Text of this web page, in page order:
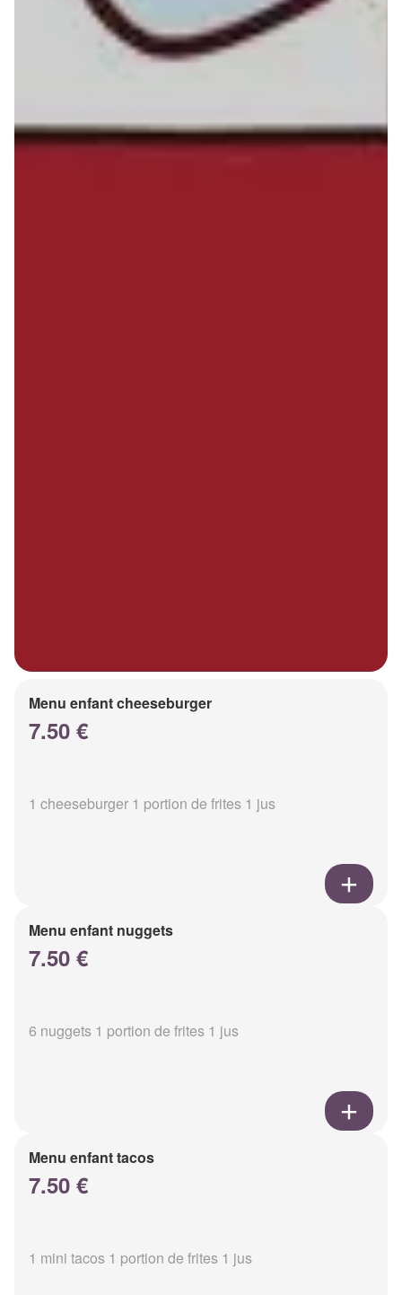
Menu enfant cheeseburger
7.50 €
1 cheeseburger 1 portion de frites 1 jus
Menu enfant nuggets
7.50 €
6 nuggets 1 portion de frites 1 jus
Menu enfant tacos
7.50 €
1 mini tacos 1 portion de frites 1 jus